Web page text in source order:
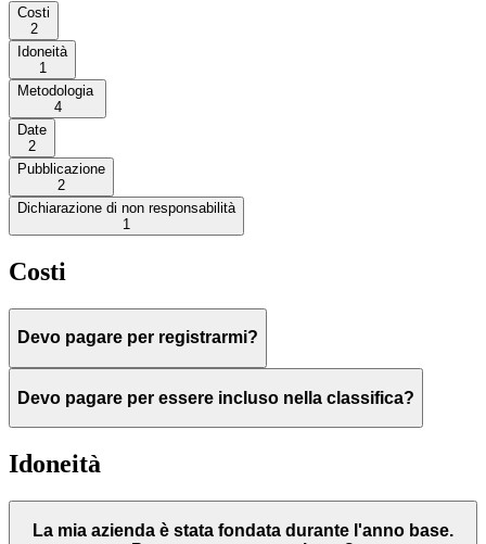
Costi
2
Idoneità
1
Metodologia
4
Date
2
Pubblicazione
2
Dichiarazione di non responsabilità
1
Costi
Devo pagare per registrarmi?
Devo pagare per essere incluso nella classifica?
Idoneità
La mia azienda è stata fondata durante l'anno base.